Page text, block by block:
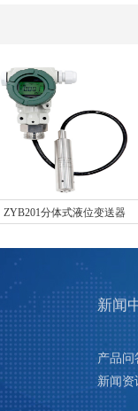
ZYB201分体式液位变送器
新闻
产品问
新闻资